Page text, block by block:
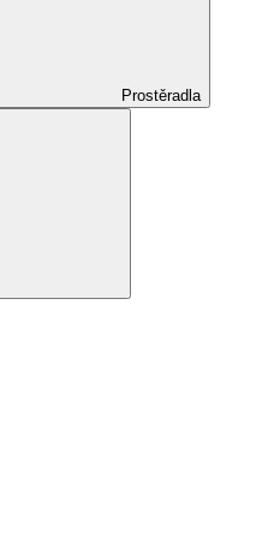
Prostěradla